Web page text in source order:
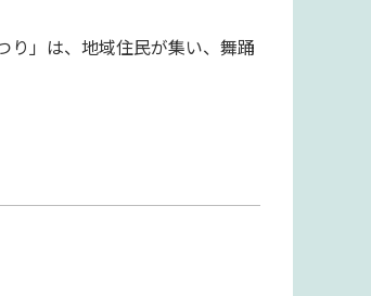
り」は、地域住民が集い、舞踊